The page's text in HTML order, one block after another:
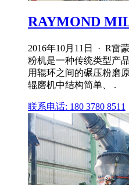
RAYMOND
2016年10月11日 · R雷
粉机是一种传统类型产
用辊环之间的碾压粉磨
辊磨机中结构简单、 .
联系电话: 180 3780 8511